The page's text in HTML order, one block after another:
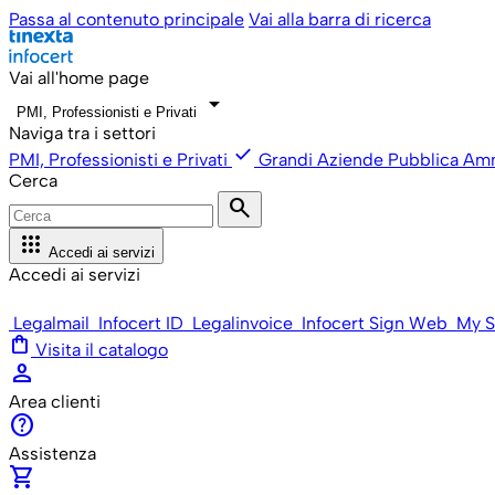
Passa al contenuto principale Vai alla barra di ricerca
Vai all'home page
PMI, Professionisti e Privati arrow_drop_down
Naviga tra i settori
PMI, Professionisti e Privati check Grandi Aziende Pubblica
Cerca
search
apps Accedi ai servizi
Accedi ai servizi
Legalmail Infocert ID Legalinvoice Infocert Sign Web My
shopping_bag Visita il catalogo
person
Area clienti
help
Assistenza
shopping_cart